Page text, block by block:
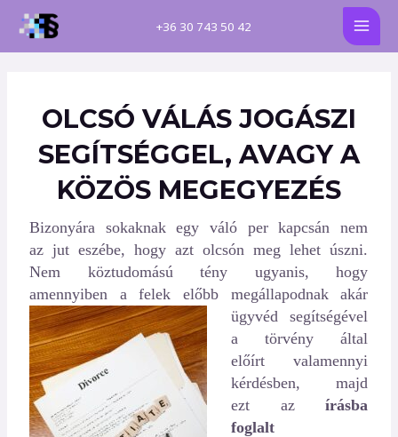
Skip
content
+36 30 743 50 42
OLCSÓ VÁLÁS JOGÁSZI
SEGÍTSÉGGEL, AVAGY A
KÖZÖS MEGEGYEZÉS
Bizonyára sokaknak egy váló per kapcsán nem
az jut eszébe, hogy azt olcsón meg lehet úszni.
Nem köztudomású tény ugyanis, hogy
amennyiben a felek előbb
megállapodnak akár
ügyvéd segítségével
a törvény által
előírt valamennyi
kérdésben, majd
ezt azírásba
foglalt
Post
navigation